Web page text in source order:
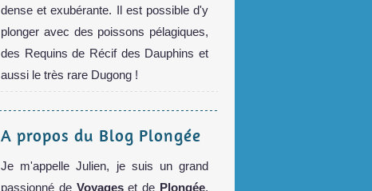
dense et exubérante. Il est possible d'y
plonger avec des poissons pélagiques,
des Requins de Récif des Dauphins et
aussi le très rare Dugong !
A propos du Blog Plongée
Je m'appelle Julien, je suis un grand
passionné de Voyageset de Plongée.